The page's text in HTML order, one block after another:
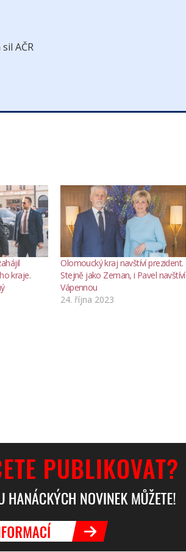
AČR
kraje.
Olomoucký kraj navštíví prezident.
Stejně jako Zeman, i Pavel navštíví
Vápennou
24. října 2023